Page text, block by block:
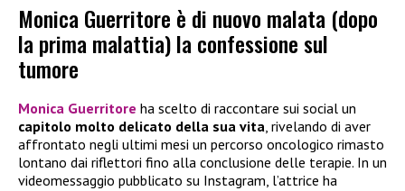
Monica Guerritore è di nuovo malata (dopo
la prima malattia) la confessione sul
tumore
Monica Guerritore ha scelto di raccontare sui social un
capitolo molto delicato della sua vita , rivelando di aver
affrontato negli ultimi mesi un percorso oncologico rimasto
lontano dai riflettori fino alla conclusione delle terapie. In un
videomessaggio pubblicato su Instagram, l’attrice ha